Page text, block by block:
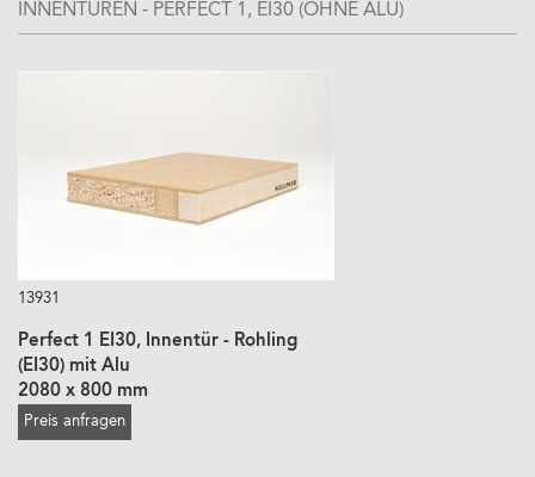
INNENTÜREN - PERFECT 1, EI30 (OHNE ALU)
13931
Perfect 1 EI30, Innentür - Rohling
(EI30) mit Alu
2080 x 800 mm
Preis anfragen